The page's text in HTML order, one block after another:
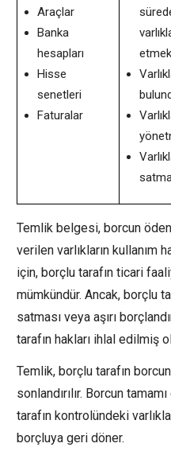
Araçlar
Banka
hesapları
Hisse
senetleri
Faturalar
etmek
Temlik belgesi, borcun
verilen varlıkların kullanım
için, borçlu tarafın ticari
mümkündür. Ancak, borçlu
satması veya aşırı
tarafın hakları ihlal edilmiş
Temlik, borçlu tarafın
sonlandırılır. Borcun
tarafın kontrolündeki
borçluya geri döner.